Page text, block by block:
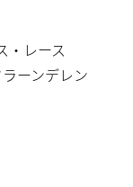
・レース
ーンデレン